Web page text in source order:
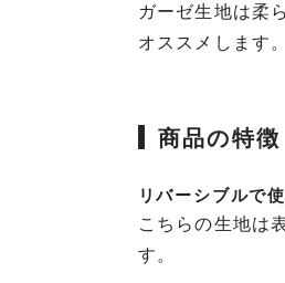
ガーゼ生地は柔
オススメします。
商品の特徴
リバーシブルで
こちらの生地は
す。